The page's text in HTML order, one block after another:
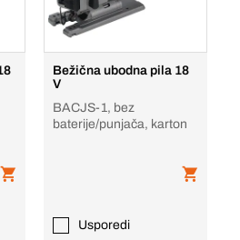
Bežična ubodna pila 18
V
BACJS-1, bez
baterije/punjača, karton
Usporedi